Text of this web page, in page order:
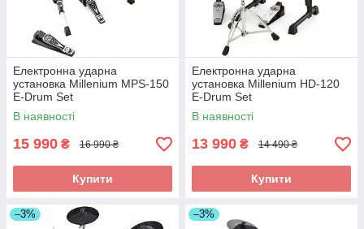
Електронна ударна
установка Millenium MPS-150
E-Drum Set
В наявності
15 990 ₴ 16 990 ₴
Купити
Електронна ударна
установка Millenium HD-120
E-Drum Set
В наявності
13 990 ₴ 14 490 ₴
Купити
–3% –3%